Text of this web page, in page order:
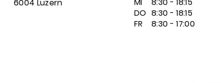
6004 Luzern
DO
FR
8:30 - 18:15
8:30 - 17:00